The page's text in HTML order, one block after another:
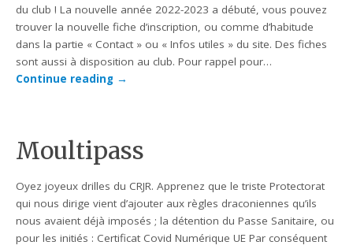
du club ! La nouvelle année 2022-2023 a débuté, vous pouvez
trouver la nouvelle fiche d’inscription, ou comme d’habitude
dans la partie « Contact » ou « Infos utiles » du site. Des fiches
sont aussi à disposition au club. Pour rappel pour…
Continue reading →
Moultipass
Oyez joyeux drilles du CRJR. Apprenez que le triste Protectorat
qui nous dirige vient d’ajouter aux règles draconiennes qu’ils
nous avaient déjà imposés ; la détention du Passe Sanitaire, ou
pour les initiés : Certificat Covid Numérique UE Par conséquent